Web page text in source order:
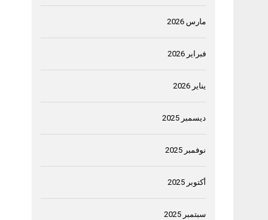
مارس 2026
فبراير 2026
يناير 2026
ديسمبر 2025
نوفمبر 2025
أكتوبر 2025
سبتمبر 2025